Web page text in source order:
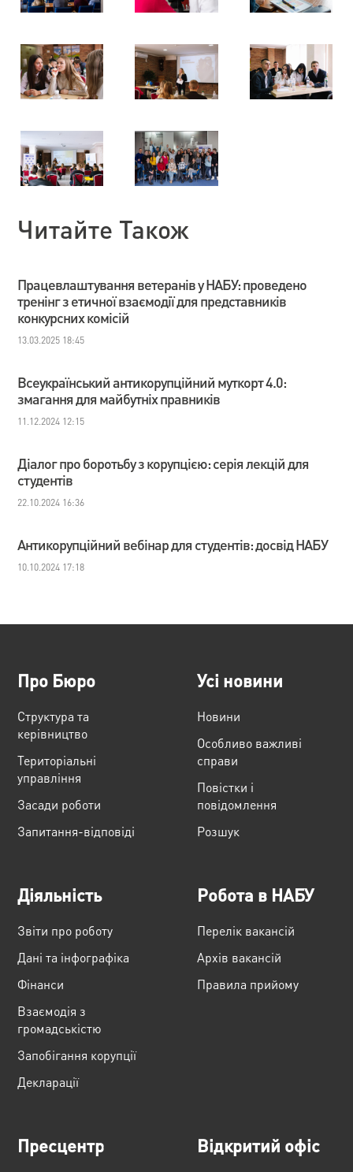
Читайте Також
Працевлаштування ветеранів у НАБУ: проведено
тренінг з етичної взаємодії для представників
конкурсних комісій
13.03.2025 18:45
Всеукраїнський антикорупційний муткорт 4.0:
змагання для майбутніх правників
11.12.2024 12:15
Діалог про боротьбу з корупцією: серія лекцій для
студентів
22.10.2024 16:36
Антикорупційний вебінар для студентів: досвід НАБУ
10.10.2024 17:18
Про Бюро
Структура та
керівництво
Територіальні
управління
Засади роботи
Запитання-відповіді
Усі новини
Новини
Особливо важливі
справи
Повістки і
повідомлення
Розшук
Діяльність
Звіти про роботу
Дані та інфографіка
Фінанси
Взаємодія з
громадськістю
Запобігання корупції
Декларації
Робота в НАБУ
Перелік вакансій
Архів вакансій
Правила прийому
Пресцентр Відкритий офіс